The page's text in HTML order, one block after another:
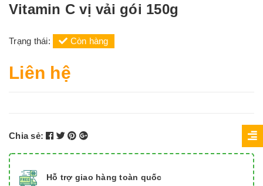
Vitamin C vị vải gói 150g
Trạng thái: Còn hàng
Liên hệ
Chia sẻ:
Hỗ trợ giao hàng toàn quốc